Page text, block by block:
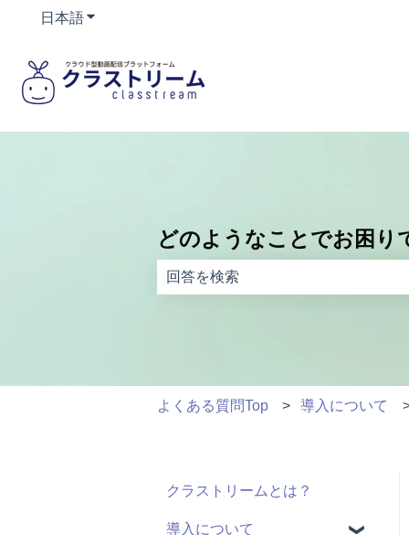
日本語翻訳のサブメニューを表示
どのようなことでお困り
よくある質問Top 導入について
クラストリームとは？
導入について